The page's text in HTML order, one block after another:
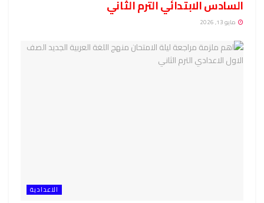
السادس الابتدائي الترم الثاني
مايو 13, 2026
الاعدادية